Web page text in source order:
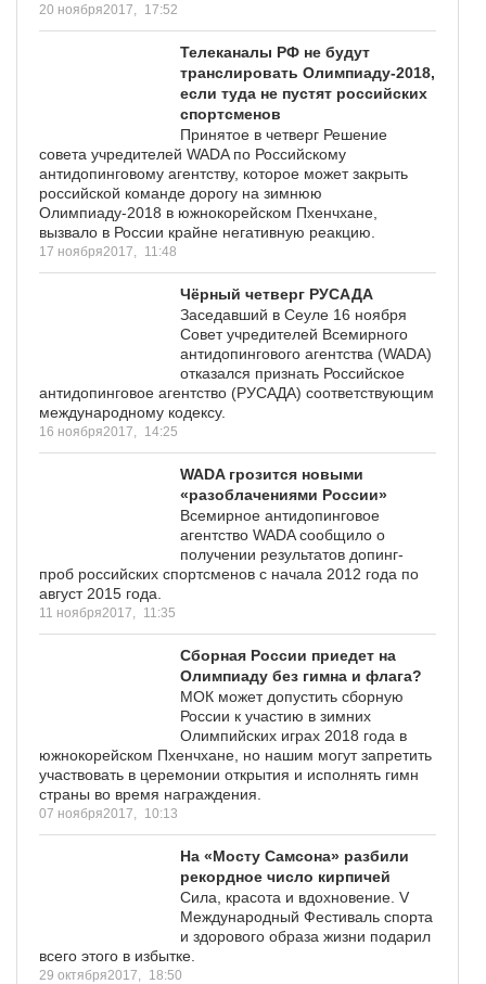
20 ноября2017, 17:52
Телеканалы РФ не будут
транслировать Олимпиаду-2018,
если туда не пустят российских
спортсменов
Принятое в четверг Решение
совета учредителей WADA по Российскому
антидопинговому агентству, которое может закрыть
российской команде дорогу на зимнюю
Олимпиаду-2018 в южнокорейском Пхенчхане,
вызвало в России крайне негативную реакцию.
17 ноября2017, 11:48
Чёрный четверг РУСАДА
Заседавший в Сеуле 16 ноября
Совет учредителей Всемирного
антидопингового агентства (WADA)
отказался признать Российское
антидопинговое агентство (РУСАДА) соответствующим
международному кодексу.
16 ноября2017, 14:25
WADA грозится новыми
«разоблачениями России»
Всемирное антидопинговое
агентство WADA сообщило о
получении результатов допинг-
проб российских спортсменов с начала 2012 года по
август 2015 года.
11 ноября2017, 11:35
Сборная России приедет на
Олимпиаду без гимна и флага?
МОК может допустить сборную
России к участию в зимних
Олимпийских играх 2018 года в
южнокорейском Пхенчхане, но нашим могут запретить
участвовать в церемонии открытия и исполнять гимн
страны во время награждения.
07 ноября2017, 10:13
На «Мосту Самсона» разбили
рекордное число кирпичей
Сила, красота и вдохновение. V
Международный Фестиваль спорта
и здорового образа жизни подарил
всего этого в избытке.
29 октября2017, 18:50